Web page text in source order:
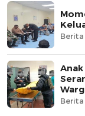
Berita
Berita